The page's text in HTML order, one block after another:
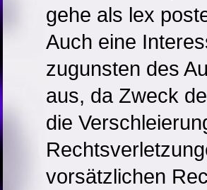
gehe als lex
Auch eine
zugunsten des
aus, da Zweck
die
vorsätzlichen